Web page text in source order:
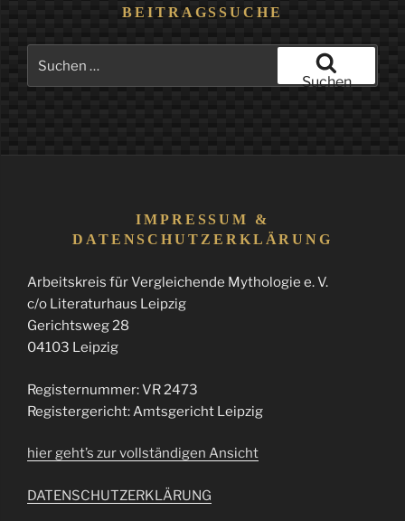
BEITRAGSSUCHE
nach:
Suchen
IMPRESSUM &
DATENSCHUTZERKLÄRUNG
Arbeitskreis für Vergleichende Mythologie e. V.
c/o Literaturhaus Leipzig
Gerichtsweg 28
04103 Leipzig
Registernummer: VR 2473
Registergericht: Amtsgericht Leipzig
hier geht’s zur vollständigen Ansicht
DATENSCHUTZERKLÄRUNG